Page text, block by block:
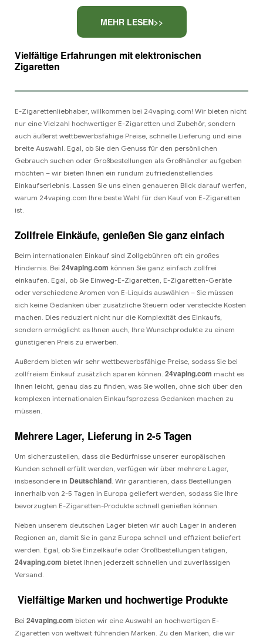
MEHR LESEN>>
Vielfältige Erfahrungen mit elektronischen
Zigaretten
E-Zigarettenliebhaber, willkommen bei 24vaping.com! Wir bieten nicht
nur eine Vielzahl hochwertiger E-Zigaretten und Zubehör, sondern
auch äußerst wettbewerbsfähige Preise, schnelle Lieferung und eine
breite Auswahl. Egal, ob Sie den Genuss für den persönlichen
Gebrauch suchen oder Großbestellungen als Großhändler aufgeben
möchten – wir bieten Ihnen ein rundum zufriedenstellendes
Einkaufserlebnis. Lassen Sie uns einen genaueren Blick darauf werfen,
warum 24vaping.com Ihre beste Wahl für den Kauf von E-Zigaretten
ist.
Zollfreie Einkäufe, genießen Sie ganz einfach
Beim internationalen Einkauf sind Zollgebühren oft ein großes
Hindernis. Bei 24vaping.com können Sie ganz einfach zollfrei
einkaufen. Egal, ob Sie Einweg-E-Zigaretten, E-Zigaretten-Geräte
oder verschiedene Aromen von E-Liquids auswählen – Sie müssen
sich keine Gedanken über zusätzliche Steuern oder versteckte Kosten
machen. Dies reduziert nicht nur die Komplexität des Einkaufs,
sondern ermöglicht es Ihnen auch, Ihre Wunschprodukte zu einem
günstigeren Preis zu erwerben.
Außerdem bieten wir sehr wettbewerbsfähige Preise, sodass Sie bei
zollfreiem Einkauf zusätzlich sparen können. 24vaping.com macht es
Ihnen leicht, genau das zu finden, was Sie wollen, ohne sich über den
komplexen internationalen Einkaufsprozess Gedanken machen zu
müssen.
Mehrere Lager, Lieferung in 2-5 Tagen
Um sicherzustellen, dass die Bedürfnisse unserer europäischen
Kunden schnell erfüllt werden, verfügen wir über mehrere Lager,
insbesondere in Deutschland. Wir garantieren, dass Bestellungen
innerhalb von 2-5 Tagen in Europa geliefert werden, sodass Sie Ihre
bevorzugten E-Zigaretten-Produkte schnell genießen können.
Neben unserem deutschen Lager bieten wir auch Lager in anderen
Regionen an, damit Sie in ganz Europa schnell und effizient beliefert
werden. Egal, ob Sie Einzelkäufe oder Großbestellungen tätigen,
24vaping.com bietet Ihnen jederzeit schnellen und zuverlässigen
Versand.
Vielfältige Marken und hochwertige Produkte
Bei 24vaping.com bieten wir eine Auswahl an hochwertigen E-
Zigaretten von weltweit führenden Marken. Zu den Marken, die wir